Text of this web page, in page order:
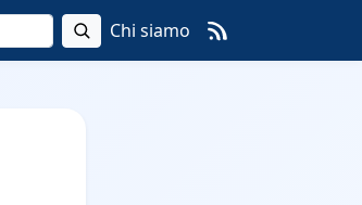
Chi siamo